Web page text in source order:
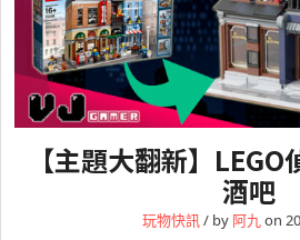
【主題大翻新】
酒吧
玩物快訊/ by 阿九on